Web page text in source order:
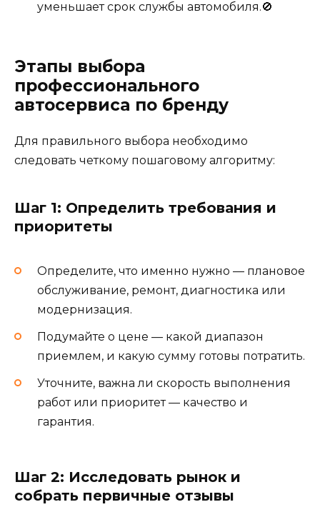
уменьшает срок службы автомобиля.🚫
Этапы выбора
профессионального
автосервиса по бренду
Для правильного выбора необходимо
следовать четкому пошаговому алгоритму:
Шаг 1: Определить требования и
приоритеты
Определите, что именно нужно — плановое
обслуживание, ремонт, диагностика или
модернизация.
Подумайте о цене — какой диапазон
приемлем, и какую сумму готовы потратить.
Уточните, важна ли скорость выполнения
работ или приоритет — качество и
гарантия.
Шаг 2: Исследовать рынок и
собрать первичные отзывы